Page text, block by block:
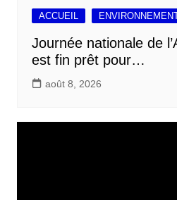
ACCUEIL
Journée nationale de
est fin prêt pour…
août 8, 2026